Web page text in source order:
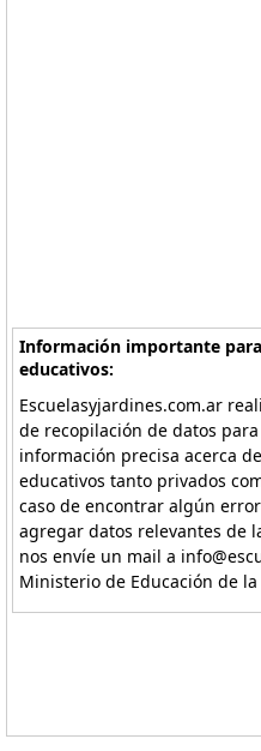
Información importante
educativos:
Escuelasyjardines.com.ar
de recopilación de datos
información precisa acerca
educativos tanto privados
caso de encontrar algún
agregar datos relevantes de
nos envíe un mail a
Ministerio de Educación de